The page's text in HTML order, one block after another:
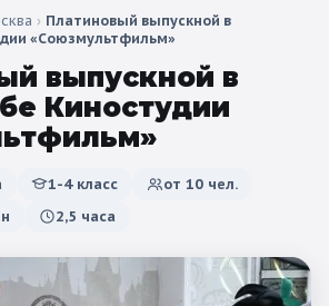
🗓️ ПО КАНИКУЛАМ
🍂 Осенние
❄️ Зимние
🌸 Весенние
🎉 СОБЫТИЙНЫЕ
каникулы
туры
🎓 Выпускные
› Платиновый выпускной в
«Союзмультфильм»
выпускной в
Киностудии
1-4 класс от 10 чел.
2,5 часа